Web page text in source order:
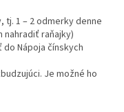
tj. 1 – 2 odmerky denne
nahradiť raňajky)
Nápoja čínskych
Je možné ho